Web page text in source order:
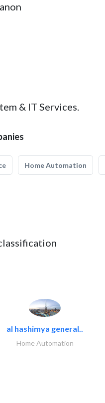
& IT Services.
Home Automation
al hashimya general..
Home Automation